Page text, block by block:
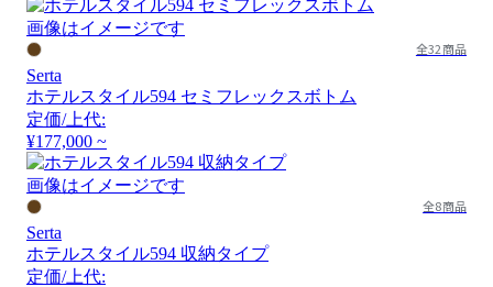
画像はイメージです
全32商品
Serta
ホテルスタイル594 セミフレックスボトム
定価/上代:
¥177,000 ~
画像はイメージです
全8商品
Serta
ホテルスタイル594 収納タイプ
定価/上代: